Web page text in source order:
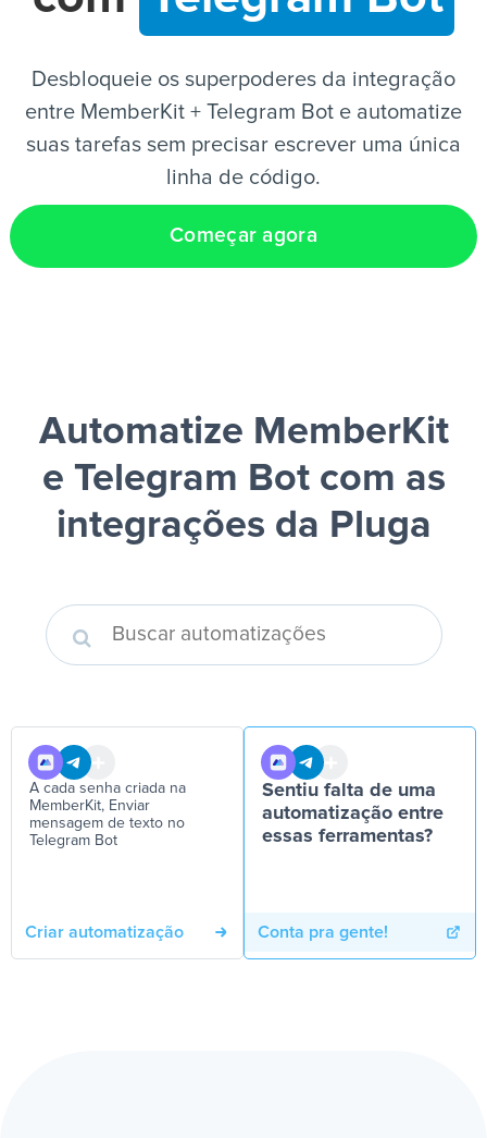
Desbloqueie os superpoderes da integração
entre MemberKit + Telegram Bot e automatize
suas tarefas sem precisar escrever uma única
linha de código.
Começar agora
Automatize MemberKit
e Telegram Botcom as
integrações da Pluga
A cada senha criada na
MemberKit, Enviar
mensagem de texto no
Telegram Bot
Criar automatização
Sentiu falta de uma
automatização entre
essas ferramentas?
Conta pra gente!